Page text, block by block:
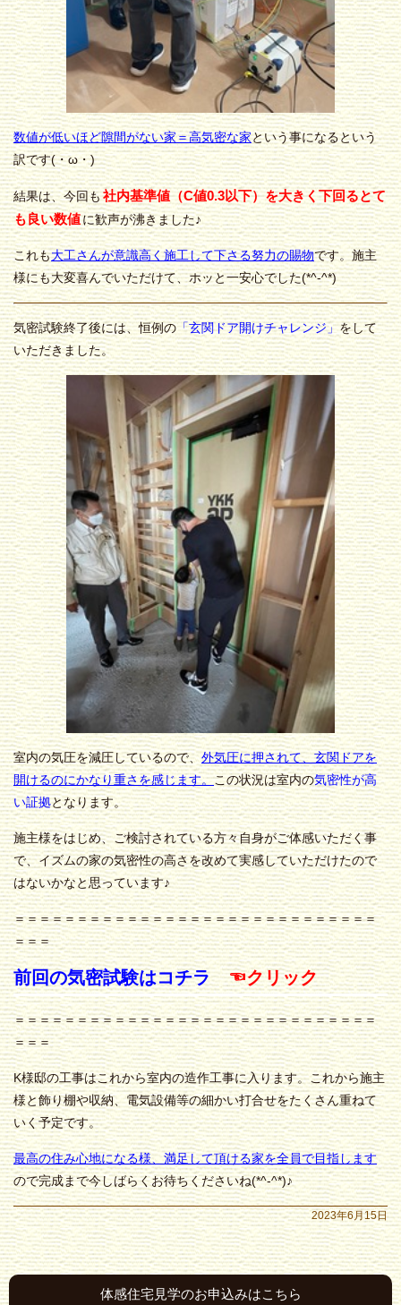
数値が低いほど隙間がない家＝高気密な家という事になるという
訳です(・ω・)
結果は、今回も社内基準値（C値0.3以下）を大きく下回るとて
も良い数値に歓声が沸きました♪
これも大工さんが意識高く施工して下さる努力の賜物です。施主
様にも大変喜んでいただけて、ホッと一安心でした(*^-^*)
気密試験終了後には、恒例の「玄関ドア開けチャレンジ」をして
いただきました。
室内の気圧を減圧しているので、外気圧に押されて、玄関ドアを
開けるのにかなり重さを感じます。この状況は室内の気密性が高
い証拠となります。
施主様をはじめ、ご検討されている方々自身がご体感いただく事
で、イズムの家の気密性の高さを改めて実感していただけたので
はないかなと思っています♪
＝＝＝＝＝＝＝＝＝＝＝＝＝＝＝＝＝＝＝＝＝＝＝＝＝＝＝＝＝
＝＝＝
前回の気密試験はコチラ ☜クリック
＝＝＝＝＝＝＝＝＝＝＝＝＝＝＝＝＝＝＝＝＝＝＝＝＝＝＝＝＝
＝＝＝
K様邸の工事はこれから室内の造作工事に入ります。これから施主
様と飾り棚や収納、電気設備等の細かい打合せをたくさん重ねて
いく予定です。
最高の住み心地になる様、満足して頂ける家を全員で目指します
ので完成まで今しばらくお待ちくださいね(*^-^*)♪
2023年6月15日
体感住宅見学のお申込みはこちら